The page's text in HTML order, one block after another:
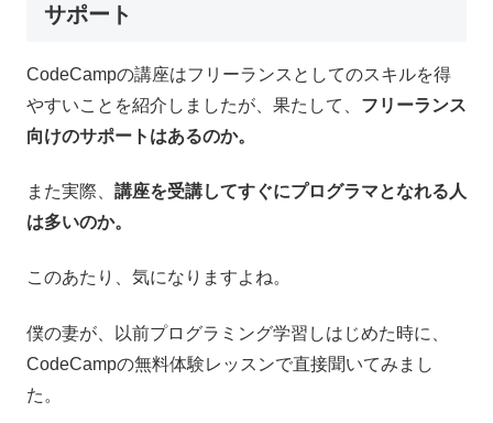
サポート
CodeCampの講座はフリーランスとしてのスキルを得
やすいことを紹介しましたが、果たして、 フリーランス
向けのサポートはあるのか。
また実際、 講座を受講してすぐにプログラマとなれる人
は多いのか。
このあたり、気になりますよね。
僕の妻が、以前プログラミング学習しはじめた時に、
CodeCampの無料体験レッスンで直接聞いてみまし
た。